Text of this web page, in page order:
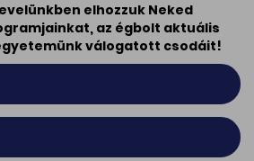
elhozzuk Neked
az égbolt aktuális
válogatott csodáit!